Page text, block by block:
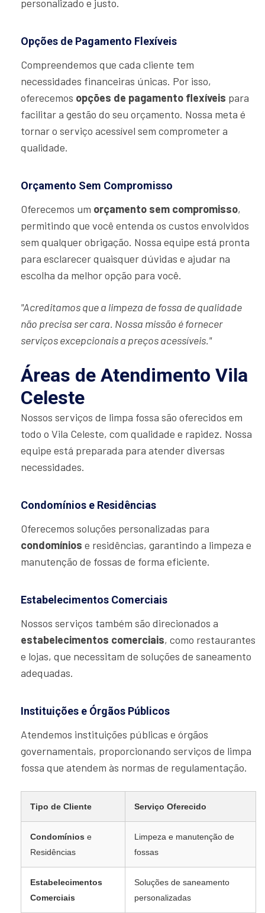
personalizado e justo.
Opções de Pagamento Flexíveis
Compreendemos que cada cliente tem
necessidades financeiras únicas. Por isso,
oferecemos opções de pagamento flexíveis para
facilitar a gestão do seu orçamento. Nossa meta é
tornar o serviço acessível sem comprometer a
qualidade.
Orçamento Sem Compromisso
Oferecemos um orçamento sem compromisso,
permitindo que você entenda os custos envolvidos
sem qualquer obrigação. Nossa equipe está pronta
para esclarecer quaisquer dúvidas e ajudar na
escolha da melhor opção para você.
"Acreditamos que a limpeza de fossa de qualidade
não precisa ser cara. Nossa missão é fornecer
serviços excepcionais a preços acessíveis."
Áreas de Atendimento Vila
Celeste
Nossos serviços de limpa fossa são oferecidos em
todo o Vila Celeste, com qualidade e rapidez. Nossa
equipe está preparada para atender diversas
necessidades.
Condomínios e Residências
Oferecemos soluções personalizadas para
condomínios e residências, garantindo a limpeza e
manutenção de fossas de forma eficiente.
Estabelecimentos Comerciais
Nossos serviços também são direcionados a
estabelecimentos comerciais, como restaurantes
e lojas, que necessitam de soluções de saneamento
adequadas.
Instituições e Órgãos Públicos
Atendemos instituições públicas e órgãos
governamentais, proporcionando serviços de limpa
fossa que atendem às normas de regulamentação.
Tipo de Cliente Serviço Oferecido
Condomínios e
Residências
Limpeza e manutenção de
fossas
Estabelecimentos
Comerciais
Soluções de saneamento
personalizadas